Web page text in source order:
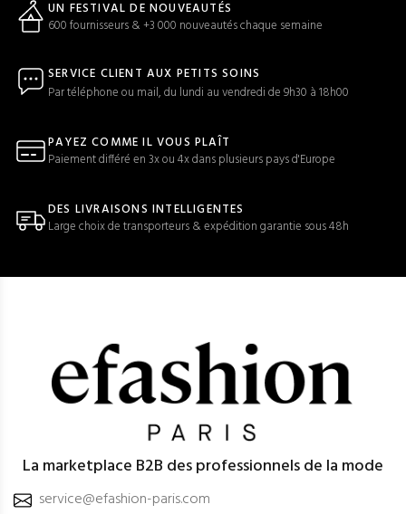
UN FESTIVAL DE NOUVEAUTÉS
600 fournisseurs & +3 000 nouveautés chaque semaine
SERVICE CLIENT AUX PETITS SOINS
Par téléphone ou mail, du lundi au vendredi de 9h30 à 18h00
PAYEZ COMME IL VOUS PLAÎT
Paiement différé en 3x ou 4x dans plusieurs pays d'Europe
DES LIVRAISONS INTELLIGENTES
Large choix de transporteurs & expédition garantie sous 48h
La marketplace B2B des professionnels de la mode
service@efashion-paris.com